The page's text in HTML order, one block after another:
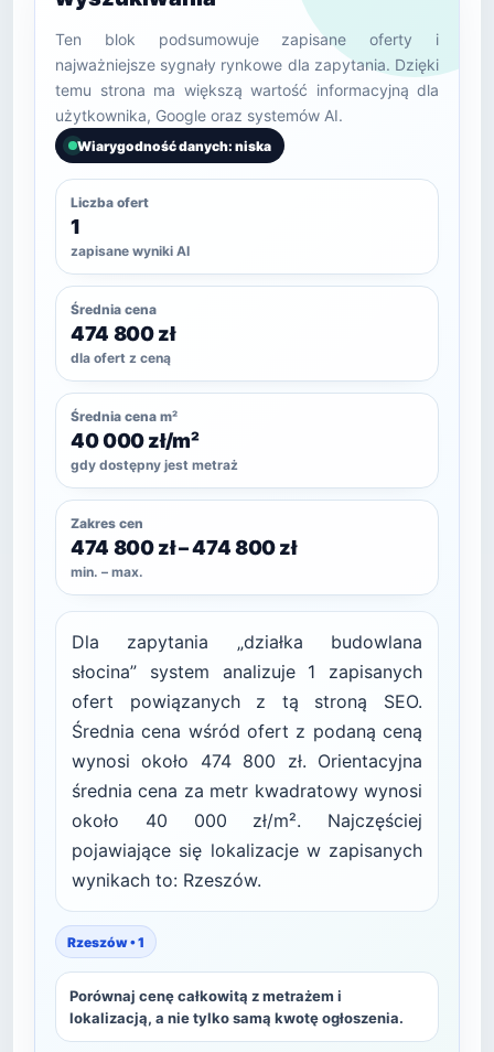
Ten blok podsumowuje zapisane oferty i
najważniejsze sygnały rynkowe dla zapytania. Dzięki
temu strona ma większą wartość informacyjną dla
użytkownika, Google oraz systemów AI.
Wiarygodność danych: niska
Liczba ofert
1
zapisane wyniki AI
Średnia cena
474 800 zł
dla ofert z ceną
Średnia cena m²
40 000 zł/m²
gdy dostępny jest metraż
Zakres cen
474 800 zł – 474 800 zł
min. – max.
Dla zapytania „działka budowlana
słocina” system analizuje 1 zapisanych
ofert powiązanych z tą stroną SEO.
Średnia cena wśród ofert z podaną ceną
wynosi około 474 800 zł. Orientacyjna
średnia cena za metr kwadratowy wynosi
około 40 000 zł/m². Najczęściej
pojawiające się lokalizacje w zapisanych
wynikach to: Rzeszów.
Rzeszów • 1
Porównaj cenę całkowitą z metrażem i
lokalizacją, a nie tylko samą kwotę ogłoszenia.